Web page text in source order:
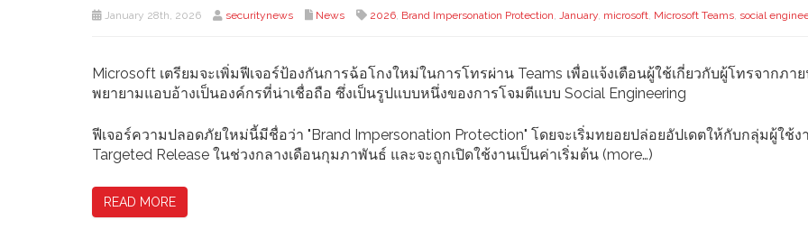
January 28th, 2026 securitynews News 2026, Brand Impersonation Protection, January, microsoft, Microsoft Teams, social
Microsoft เตรียมจะเพิ่มฟีเจอร์ป้องกันการฉ้อโกงใหม่ในการโทรผ่าน Teams เพื่อแจ้งเตือนผู้ใช้เกี่ยวกับผู้โทรจากภา
พยายามแอบอ้างเป็นองค์กรที่น่าเชื่อถือ ซึ่งเป็นรูปแบบหนึ่งของการโจมตีแบบ Social Engineering
ฟีเจอร์ความปลอดภัยใหม่นี้มีชื่อว่า "Brand Impersonation Protection" โดยจะเริ่มทยอยปล่อยอัปเดตให้กับกลุ่มผู้ใช้ง
Targeted Release ในช่วงกลางเดือนกุมภาพันธ์ และจะถูกเปิดใช้งานเป็นค่าเริ่มต้น (more…)
READ MORE